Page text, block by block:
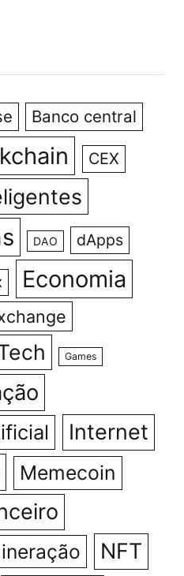
Banco central
CEX
DAO dApps
Economia
Games
Internet
Memecoin
NFT